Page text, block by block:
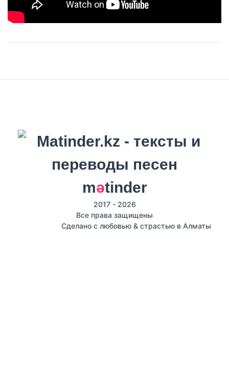
mәtinder
2017 - 2026
Все права защищены
Сделано с любовью & страстью в Алматы